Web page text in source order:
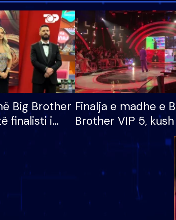
Big Brother
finalisti i
Finalja e madhe e
Brother VIP 5,
banori i parë që lë
dhe humb
të fituar çmimin e